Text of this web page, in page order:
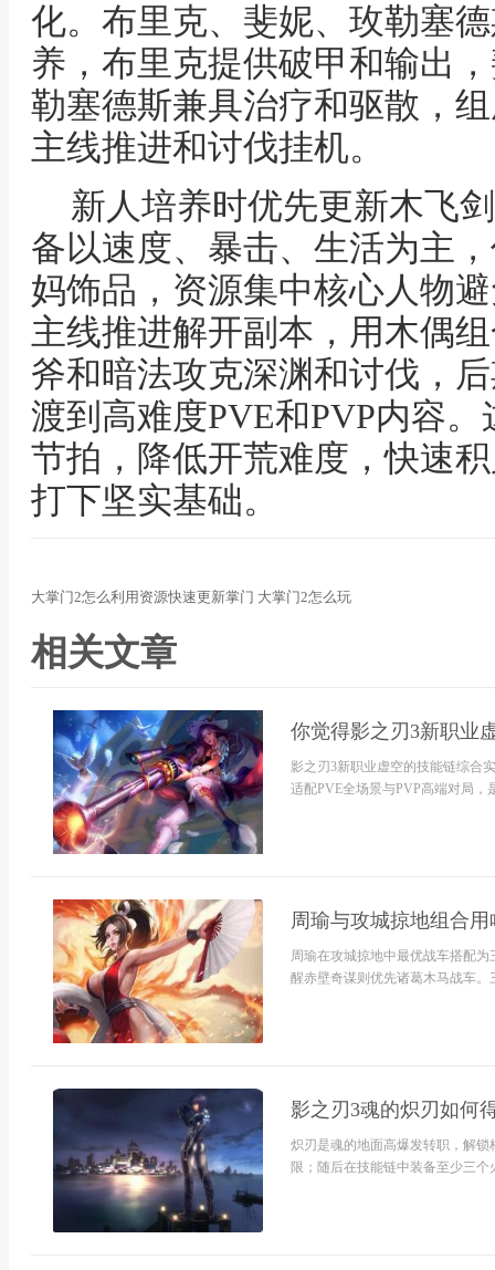
化。布里克、斐妮、玫勒塞
养，布里克提供破甲和输出
勒塞德斯兼具治疗和驱散，
主线推进和讨伐挂机。
新人培养时优先更新木飞
备以速度、暴击、生活为主
妈饰品，资源集中核心人物
主线推进解开副本，用木偶
斧和暗法攻克深渊和讨伐，
渡到高难度PVE和PVP内容
节拍，降低开荒难度，快速
打下坚实基础。
大掌门2怎么利用资源快速更新掌门 大掌门2怎么玩
相关文章
你觉得影之刃3新职业
影之刃3新职业虚空的技能链综合
适配PVE全场景与PVP高端对局，
周瑜与攻城掠地组合
周瑜在攻城掠地中最优战车搭配
醒赤壁奇谋则优先诸葛木马战车
影之刃3魂的炽刃如何
炽刃是魂的地面高爆发转职，解
限；随后在技能链中装备至少三